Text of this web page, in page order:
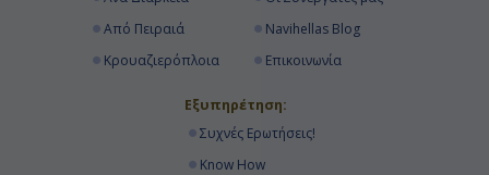
Από Πειραιά
Κρουαζιερόπλοια
Navihellas Blog
Επικοινωνία
Εξυπηρέτηση:
Συχνές Ερωτήσεις!
Know How